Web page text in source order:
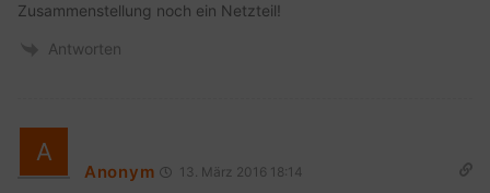
Zusammenstellung noch ein Netzteil!
Antworten
Anonym 13. März 2016 18:14